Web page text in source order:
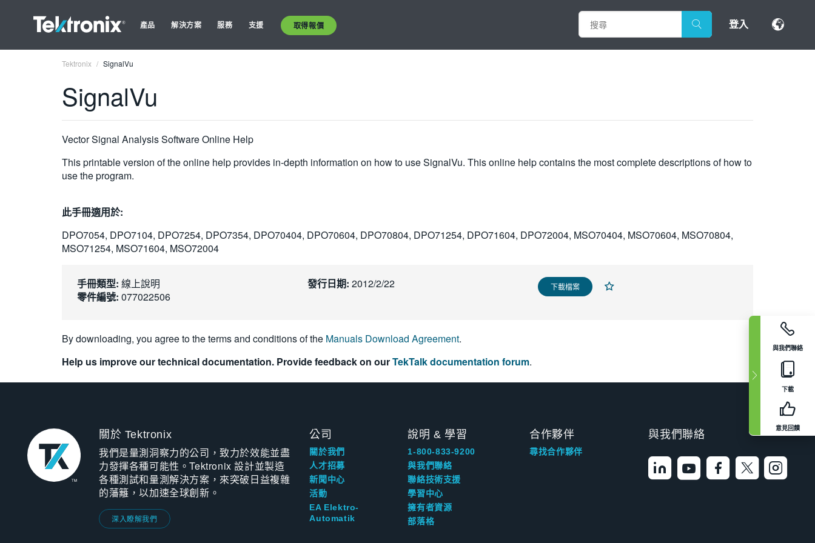
產品 解決方案 服務 支援 取得報價 登入
與我們聯絡
下載
意見回饋
Tektronix SignalVu
SignalVu
Vector Signal Analysis Software Online Help
This printable version of the online help provides in-depth information on how to use SignalVu. This online help contains the most complete descriptions of how to
use the program.
此手冊適用於:
DPO7054, DPO7104, DPO7254, DPO7354, DPO70404, DPO70604, DPO70804, DPO71254, DPO71604, DPO72004, MSO70404, MSO70604, MSO70804,
MSO71254, MSO71604, MSO72004
手冊類型: 線上說明
零件編號: 077022506
發行日期: 2012/2/22 下載檔案
By downloading, you agree to the terms and conditions of the Manuals Download Agreement.
Help us improve our technical documentation. Provide feedback on ourTekTalk documentation forum.
關於 Tektronix
我們是量測洞察力的公司，致力於效能並盡
力發揮各種可能性。Tektronix 設計並製造
各種測試和量測解決方案，來突破日益複雜
的藩籬，以加速全球創新。
深入瞭解我們
公司
關於我們
人才招募
新聞中心
活動
EA Elektro-
Automatik
說明 & 學習
1-800-833-9200
與我們聯絡
聯絡技術支援
學習中心
擁有者資源
部落格
合作夥伴
尋找合作夥伴
與我們聯絡